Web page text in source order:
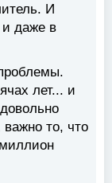
И
и даже в
лет... и
то, что